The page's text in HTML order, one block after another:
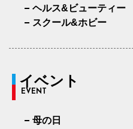
ヘルス&ビューティー
スクール&ホビー
イベント
EVENT
母の日